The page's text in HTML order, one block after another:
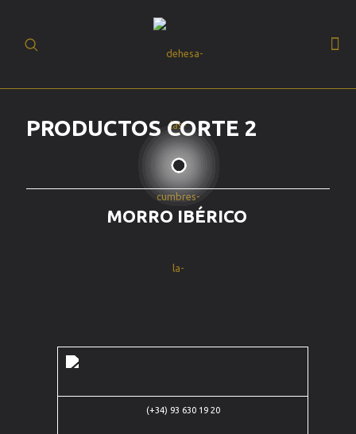
(+34) 93 630 19
PRODUCTOS CORTE 2
MORRO IBÉRICO
Carrer de(+34) 93 630 19 20